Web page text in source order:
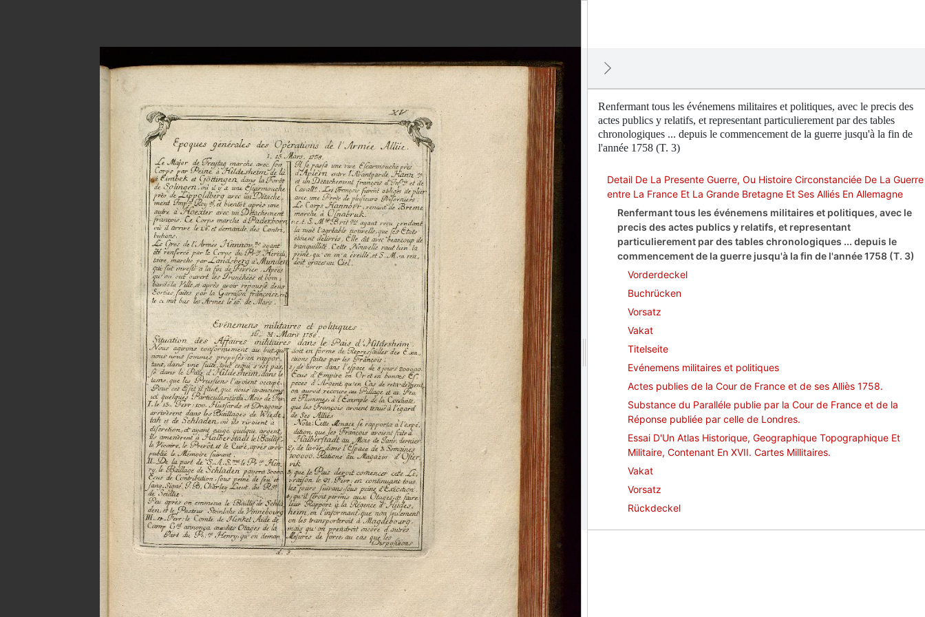
Renfermant tous les événemens militaires et politiques, avec le precis des
actes publics y relatifs, et representant particulierement par des tables
chronologiques ... depuis le commencement de la guerre jusqu'à la fin de
l'année 1758 (T. 3)
Detail De La Presente Guerre, Ou Histoire Circonstanciée De La Guerre
entre La France Et La Grande Bretagne Et Ses Alliés En Allemagne
Renfermant tous les événemens militaires et politiques, avec le
precis des actes publics y relatifs, et representant
particulierement par des tables chronologiques ... depuis le
commencement de la guerre jusqu'à la fin de l'année 1758 (T. 3)
Vorderdeckel
Buchrücken
Vorsatz
Vakat
Titelseite
Evénemens militaires et politiques
Actes publies de la Cour de France et de ses Alliès 1758.
Substance du Paralléle publie par la Cour de France et de la
Réponse publiée par celle de Londres.
Essai D'Un Atlas Historique, Geographique Topographique Et
Militaire, Contenant En XVII. Cartes Millitaires.
Vakat
Vorsatz
Rückdeckel